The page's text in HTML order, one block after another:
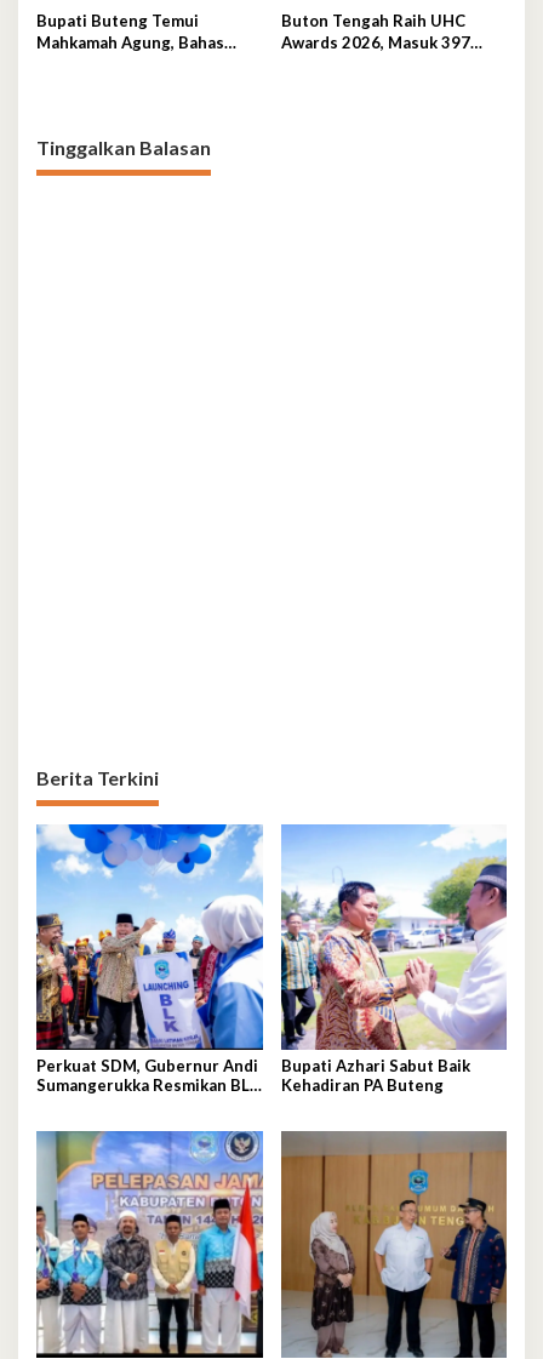
Rakyat
Bupati Buteng Temui
Mahkamah Agung, Bahas
Buton Tengah Raih UHC
Awards 2026, Masuk 397
Tinggalkan Balasan
Berita Terkini
Perkuat SDM, Gubernur Andi
Sumangerukka Resmikan BLK
Bupati Azhari Sabut Baik
Kehadiran PA Buteng